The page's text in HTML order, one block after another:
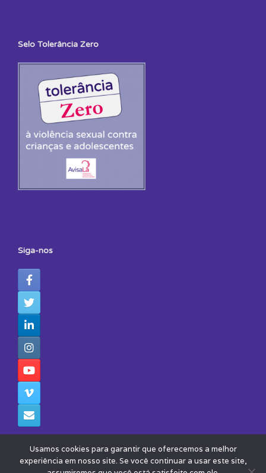
Selo Tolerância Zero
Siga-nos
Usamos cookies para garantir que oferecemos a melhor
experiência em nosso site. Se você continuar a usar este site,